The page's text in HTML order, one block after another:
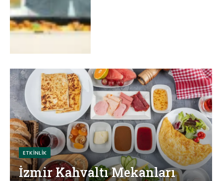
ETKINLIK
İzmir Kahvaltı Mekanları